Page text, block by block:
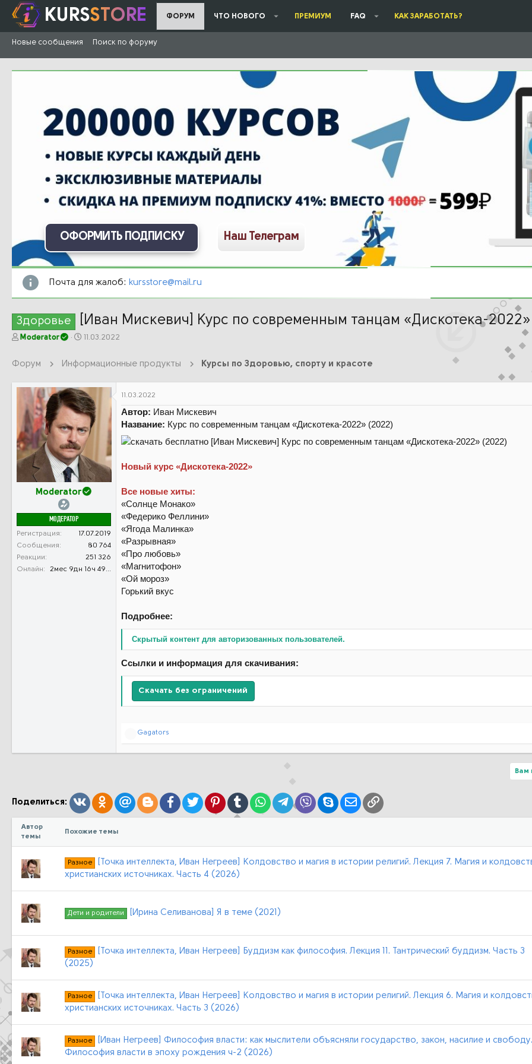
KURSSTORE ФОРУМ ЧТО НОВОГО ПРЕМИУМ FAQ КАК ЗАРАБОТАТЬ?
Новые сообщения Поиск по форуму
ОФОРМИТЬ ПОДПИСКУ Наш Телеграм
Почта для жалоб: kursstore@mail.ru
Здоровье [Иван Мискевич] Курс по современным танцам «Дискотека-
А
о
Moderator
Д
а
а
ч
а
а
11.03.2022
Форум Информационные продукты Курсы по Здоровью, спорту и красоте
Moderator
МОДЕРАТОР
Регистрация
17.07.2019
Сообщения
80 764
Реакции
251 326
Онлайн
2мес 9дн 16ч 49м 40с
11.03.2022
Автор: Иван Мискевич
Название: Курс по современным танцам «Дискотека-2022» (2022)
Новый курс «Дискотека-2022»
Все новые хиты:
«Солнце Монако»
«Федерико Феллини»
«Ягода Малинка»
«Разрывная»
«Про любовь»
«Магнитофон»
«Ой мороз»
Горький вкус
Подробнее:
Скрытый контент для авторизованных пользователей.
Ссылки и информация для скачивания:
Скачать без ограничений
Р
:
Gagators
Вам
Поделиться: ВконтактеОдноклассники
Mail.ruBloggerFacebook
TwitterPinterestTumblrWhatsAppTelegram
Viber SkypeЭлектронная почта
Ссылка
Автор
темы
Похожие темы
Разное
[Точка интеллекта, Иван Негреев] Колдовство и магия в истории религий. Лекция 7. Магия и
христианских источниках. Часть 4 (2026)
Дети и родители [Ирина Селиванова] Я в теме (2021)
Разное
[Точка интеллекта, Иван Негреев] Буддизм как философия. Лекция 11. Тантрический буддизм. Часть 3
(2025)
Разное
[Точка интеллекта, Иван Негреев] Колдовство и магия в истории религий. Лекция 6. Магия и
христианских источниках. Часть 3 (2026)
Разное
[Иван Негреев] Философия власти: как мыслители объясняли государство, закон, насилие и
Философия власти в эпоху рождения ч-2 (2026)